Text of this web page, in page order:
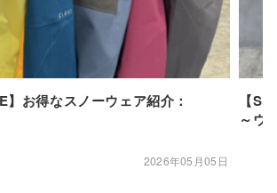
】お得なスノーウェア紹介：
2026年05月05日
【
～ウ